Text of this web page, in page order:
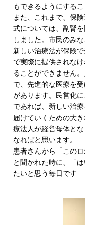
もできるようにする
また、これまで、保
式については、副腎
しました。市民のみ
新しい治療法が保険
で実際に提供されな
ることができません
で、先進的な医療を
があります。民営化
であれば、新しい治
届けていくための大
療法人が経営母体と
なればと思います。
患者さんから「この
と聞かれた時に、「
たいと思う毎日です